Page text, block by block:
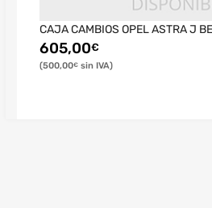
CAJA CAMBIOS OPEL ASTRA J
605,00€
500,00€